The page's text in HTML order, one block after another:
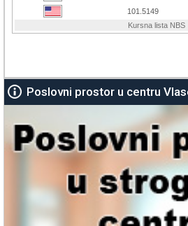
Poslovni prostor u centru